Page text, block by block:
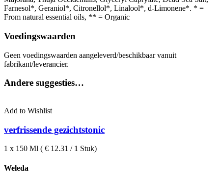
Farnesol*, Geraniol*, Citronellol*, Linalool*, d-Limonene*. * =
From natural essential oils, ** = Organic
Voedingswaarden
Geen voedingswaarden aangeleverd/beschikbaar vanuit
fabrikant/leverancier.
Andere suggesties…
Add to Wishlist
verfrissende gezichtstonic
1 x 150 Ml ( € 12.31 / 1 Stuk)
Weleda